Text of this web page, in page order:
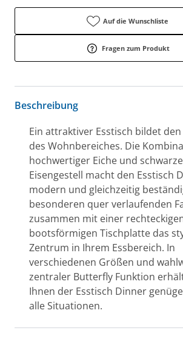
Auf die Wunschliste
Fragen zum Produkt
Beschreibung
Ein attraktiver Esstisch bildet
des Wohnbereiches. Die
hochwertiger Eiche und
Eisengestell macht den Esstisch
modern und gleichzeitig
besonderen quer verlaufenden
zusammen mit einer
bootsförmigen Tischplatte das
Zentrum in Ihrem Essbereich. In
verschiedenen Größen und
zentraler Butterfly Funktion
Ihnen der Esstisch Dinner
alle Situationen.